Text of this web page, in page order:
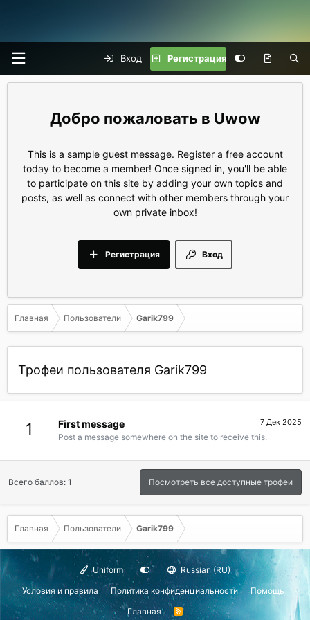
Вход Регистрация
Uwow
This is a sample guest message. Register a free account
today to become a member! Once signed in, you'll be able
to participate on this site by adding your own topics and
posts, as well as connect with other members through your
own private inbox!
Вход
Регистрация
Главная Пользователи Garik799
Трофеи пользователя Garik799
1 7 Дек 2025
First message
Post a message somewhere on the site to receive this.
Всего баллов: 1 Посмотреть все доступные трофеи
Главная Пользователи Garik799
Uniform
Russian (RU)
Условия и правила
Политика конфиденциальности
Помощь
Главная
R